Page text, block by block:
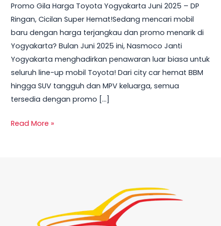
Promo Gila Harga Toyota Yogyakarta Juni 2025 – DP
Ringan, Cicilan Super Hemat!Sedang mencari mobil
baru dengan harga terjangkau dan promo menarik di
Yogyakarta? Bulan Juni 2025 ini, Nasmoco Janti
Yogyakarta menghadirkan penawaran luar biasa untuk
seluruh line-up mobil Toyota! Dari city car hemat BBM
hingga SUV tangguh dan MPV keluarga, semua
tersedia dengan promo […]
Harga
Toyota
Yogyakarta
Juni
2025
Read More »